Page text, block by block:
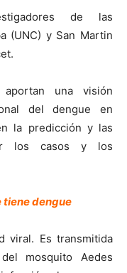
de las
(UNC) y San Martin
una visión
del dengue en
la predicción y las
los casos y los
tiene dengue
viral. Es transmitida
mosquito Aedes